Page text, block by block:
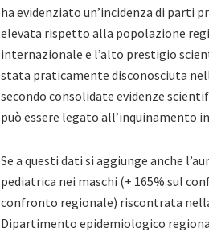
ha evidenziato un’incidenza di parti
elevata rispetto alla popolazione
internazionale e l’alto prestigio
stata praticamente disconosciuta
secondo consolidate evidenze
può essere legato all’inquinamento
Se a questi dati si aggiunge anche
pediatrica nei maschi (+ 165% sul
confronto regionale) riscontrata
Dipartimento epidemiologico